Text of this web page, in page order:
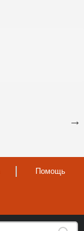
Помощь